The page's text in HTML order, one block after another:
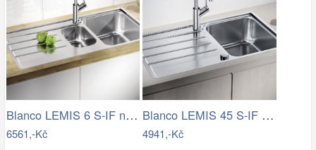
Blanco LEMIS 6 S-IF nerez kartáčovaný
6561,-Kč
Blanco LEMIS 45 S-IF nerez kartáčovaný
4941,-Kč